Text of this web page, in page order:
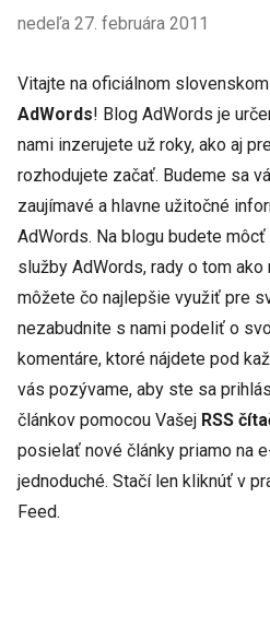
nedeľa 27. februára 2011
Vitajte na oficiálnom
AdWords! Blog AdWords je
nami inzerujete už roky, ako aj
rozhodujete začať. Budeme sa
zaujímavé a hlavne užitočné
AdWords. Na blogu budete
služby AdWords, rady o tom ako
môžete čo najlepšie využiť pre
nezabudnite s nami podeliť o
komentáre, ktoré nájdete pod
vás pozývame, aby ste sa
článkov pomocou Vašej RSS
posielať nové články priamo na
jednoduché. Stačí len kliknúť v
Feed.